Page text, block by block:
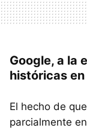
Google, a la
históricas
El hecho de
parcialmente